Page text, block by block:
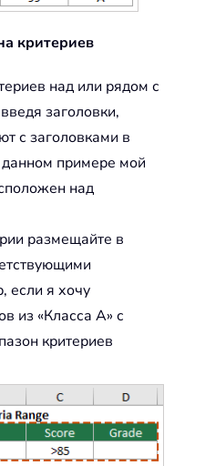
критериев
над или рядом с
заголовки,
с заголовками в
примере мой
над
размещайте в
если я хочу
из «Класса А» с
критериев